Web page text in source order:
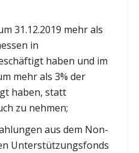
31.12.2019 mehr als
in
haben und im
mehr als 3% der
haben, statt
zu nehmen;
aus dem Non-
Unterstützungsfonds